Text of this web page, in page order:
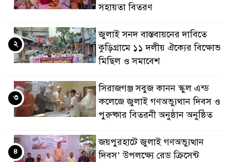
সহায়তা বিতরণ
জুলাই সনদ বাস্তবায়নের দাবিতে
কুড়িগ্রামে ১১ দলীয় ঐক্যের বিক্ষোভ
মিছিল ও সমাবেশ
২
সিরাজগঞ্জ সবুজ কানন স্কুল এন্ড
কলেজে জুলাই গণঅভ্যুথান দিবস ও
পুরুষ্কার বিতরনী অনুষ্ঠান অনুষ্ঠিত
৩
জয়পুরহাটে জুলাই গণঅভ্যুত্থান
দিবস’ উপলক্ষ্যে রেড ক্রিসেন্ট
৪